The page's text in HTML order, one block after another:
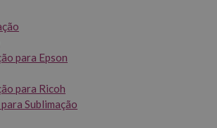
para Epson
para Ricoh
Sublimação